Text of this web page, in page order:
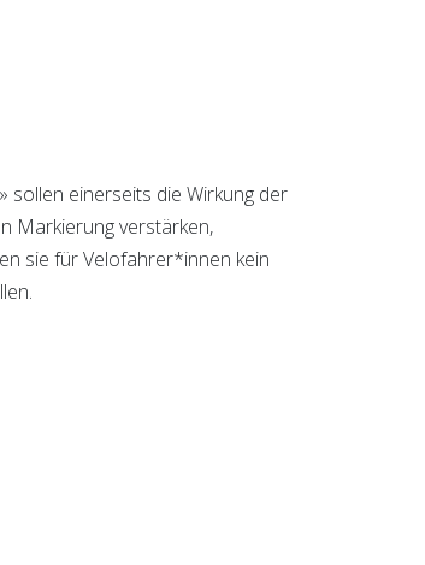
sollen einerseits die Wirkung der
Markierungverstärken,
sie für Velofahrer*innen kein